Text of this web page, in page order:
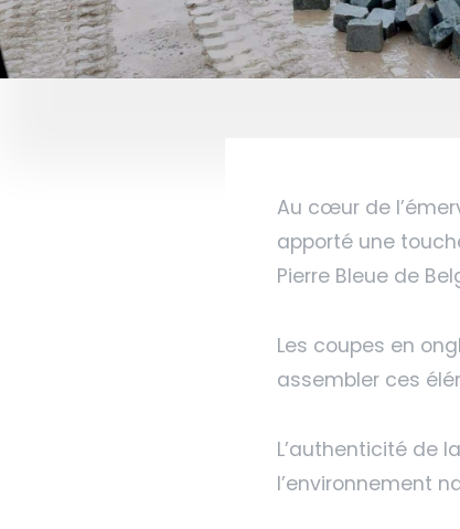
Au cœur de
apporté une
Pierre Bleue de
Les coupes en
assembler ces
L’authenticité de
l’environnement